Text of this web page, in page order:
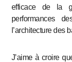
efficace de la
performances
l’architecture des
J’aime à croire